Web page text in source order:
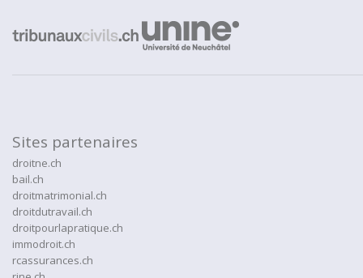
Sites partenaires
droitne.ch
bail.ch
droitmatrimonial.ch
droitdutravail.ch
droitpourlapratique.ch
immodroit.ch
rcassurances.ch